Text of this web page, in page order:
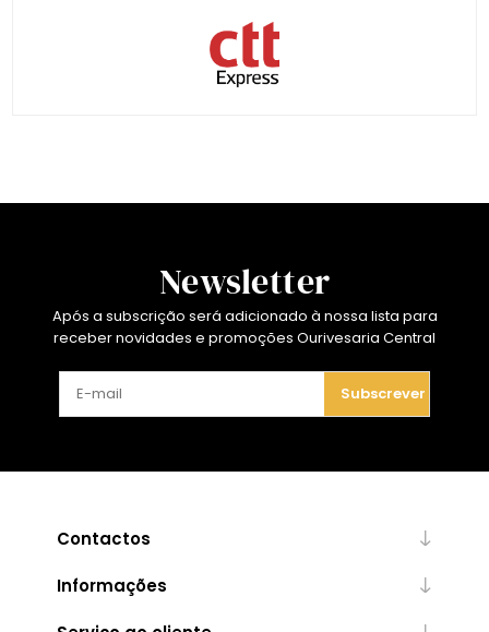
Newsletter
Após a subscrição será adicionado à nossa lista para
receber novidades e promoções Ourivesaria Central
Subscrever
Contactos
Informações